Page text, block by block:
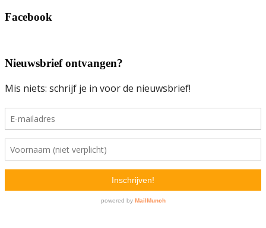
Facebook
Nieuwsbrief ontvangen?